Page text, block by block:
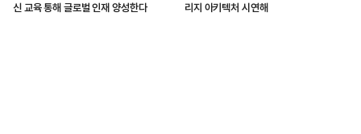
신 교육 통해 글로벌 인재 양성한다
리지 아키텍처 시연해